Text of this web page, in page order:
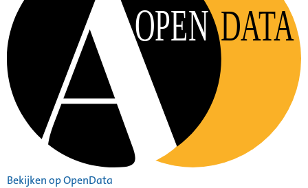
OPEN DATA
Bekijken op OpenData